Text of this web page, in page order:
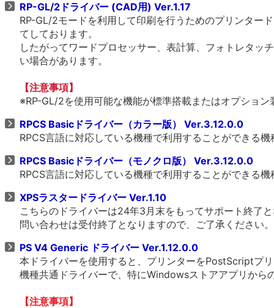
RP-GL/2ドライバー (CAD用) Ver.1.17
RP-GL/2モードを利用して印刷を行うためのプリンター
てしております。
したがってワードプロセッサー、表計算、フォトレタッ
い場合があります。
【注意事項】
※RP-GL/2を使用可能な機能が標準搭載またはオプショ
RPCS Basicドライバー（カラー版） Ver.3.12.0.0
RPCS言語に対応している機種で利用することができる
RPCS Basicドライバー（モノクロ版） Ver.3.12.0.0
RPCS言語に対応している機種で利用することができる
XPSラスタードライバー Ver.1.10
こちらのドライバーは24年3月末をもってサポート終了
問い合わせは受付終了となりますので、ご了承ください。
PS V4 Generic ドライバー Ver.1.12.0.0
本ドライバーを使用すると、プリンターをPostScriptプ
機種共通ドライバーで、特にWindowsストアアプリから
【注意事項】